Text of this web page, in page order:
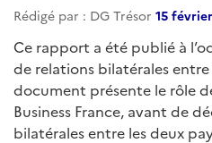
Rédigé par : DG Trésor 15
Ce rapport a été publié à
de relations bilatérales entre
document présente le rôle
Business France, avant de
bilatérales entre les deux